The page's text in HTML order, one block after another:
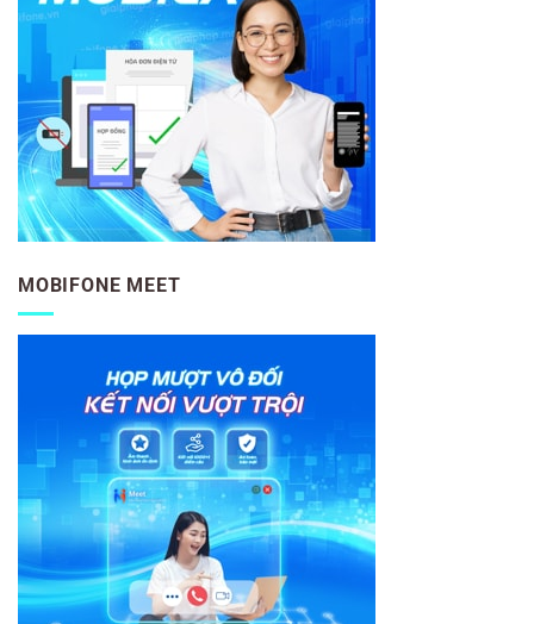
MOBIFONE MEET